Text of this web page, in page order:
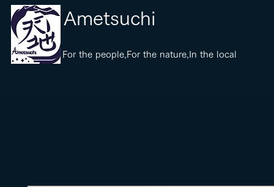
​Ametsuchi
​For the people,For the nature,In the local